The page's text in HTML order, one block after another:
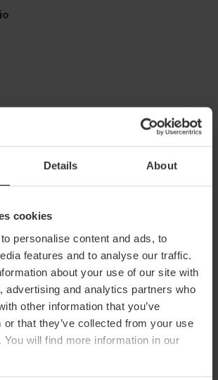
Details About
cookies
personalise content and ads, to
features and to analyse our traffic.
about your use of our site with
advertising and analytics partners who
other information that you’ve
or that they’ve collected from your use
will find more information in our